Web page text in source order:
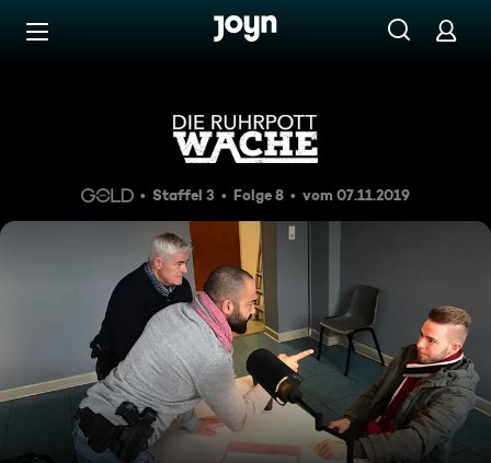
Zum Inhalt springen
Diamanten-Affäre
Staffel 3 Folge 8 vom 07.11.2019